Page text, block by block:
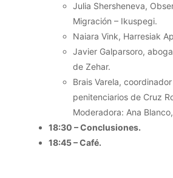
Julia Shersheneva,
Migración – Ikuspegi.
Naiara Vink, Harresiak
Javier Galparsoro,
de Zehar.
Brais Varela,
penitenciarios de Cruz
Moderadora: Ana
18:30 – Conclusiones.
18:45 – Café.